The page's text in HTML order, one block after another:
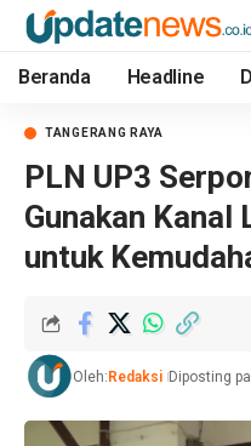
Beranda Headline
TANGERANG RAYA
PLN UP3
Gunakan Kanal
untuk
Oleh: Redaksi Diposting